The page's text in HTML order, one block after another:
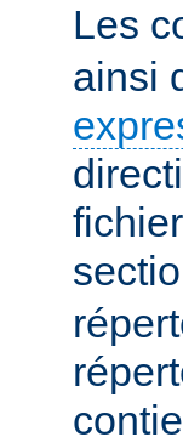
Les
ainsi